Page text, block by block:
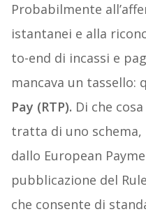
Probabilmente
istantanei e alla
to-end di incassi e
mancava un tassello:
Pay (RTP). Di che
tratta di uno
dallo European
pubblicazione del
che consente di